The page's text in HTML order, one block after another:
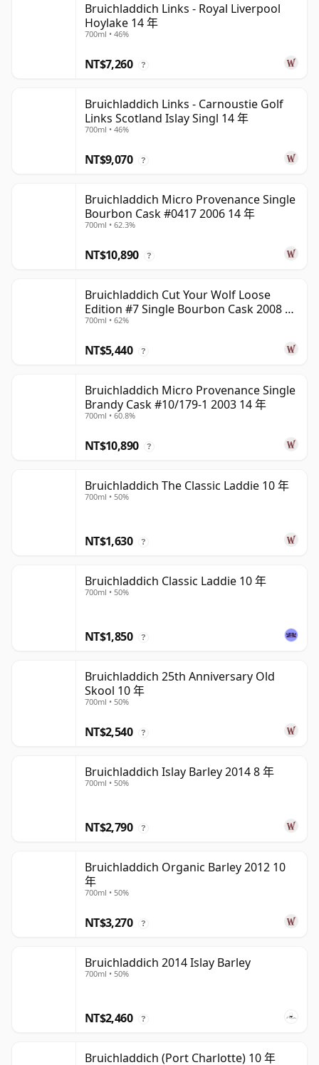
Bruichladdich Links - Royal Liverpool
Hoylake 14 年
700ml • 46%
NT$7,260 ?
Bruichladdich Links - Carnoustie Golf
Links Scotland Islay Singl 14 年
700ml • 46%
NT$9,070 ?
Bruichladdich Micro Provenance Single
Bourbon Cask #0417 2006 14 年
700ml • 62.3%
NT$10,890 ?
Bruichladdich Cut Your Wolf Loose
Edition #7 Single Bourbon Cask 2008 14
年
700ml • 62%
NT$5,440 ?
Bruichladdich Micro Provenance Single
Brandy Cask #10/179-1 2003 14 年
700ml • 60.8%
NT$10,890 ?
Bruichladdich The Classic Laddie 10 年
700ml • 50%
NT$1,630 ?
Bruichladdich Classic Laddie 10 年
700ml • 50%
NT$1,850 ?
Bruichladdich 25th Anniversary Old
Skool 10 年
700ml • 50%
NT$2,540 ?
Bruichladdich Islay Barley 2014 8 年
700ml • 50%
NT$2,790 ?
Bruichladdich Organic Barley 2012 10
年
700ml • 50%
NT$3,270 ?
Bruichladdich 2014 Islay Barley
700ml • 50%
NT$2,460 ?
Bruichladdich (Port Charlotte) 10 年